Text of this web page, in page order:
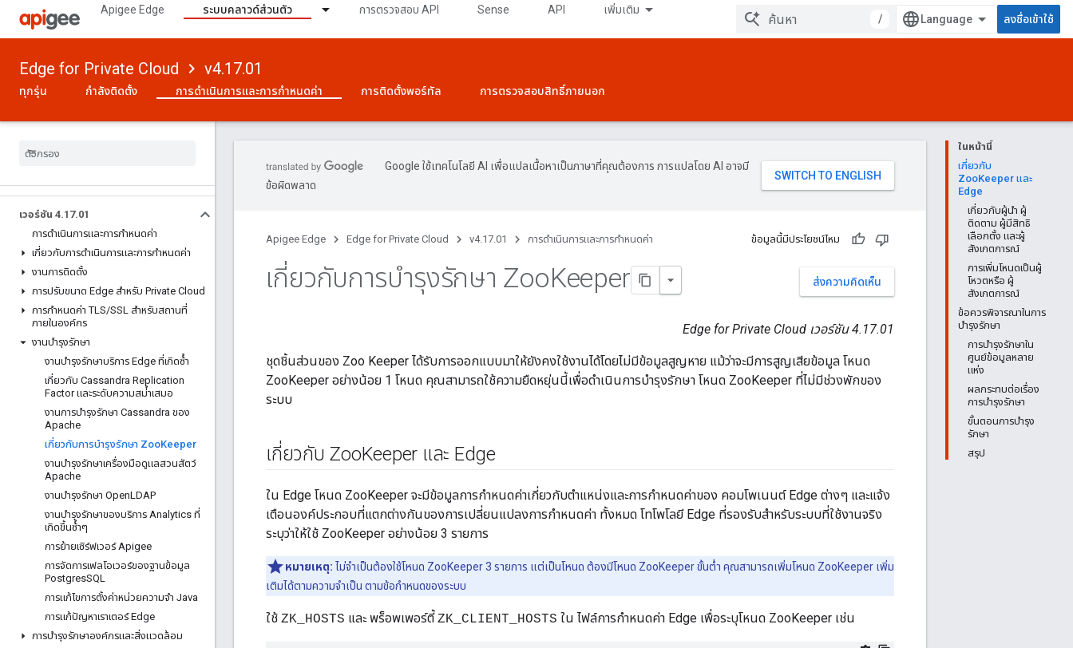
Apigee Edge ระบบคลาวด์ส่วนตัว การตรวจสอบ API Sense API เพิ่มเติม
/ ลงชื่อเข้าใช้
Edge for Private Cloud v4.17.01
ทุกรุ่น กำลังติดตั้ง การดําเนินการและการกําหนดค่า การติดตั้งพอร์ทัล การตรวจสอบสิทธิ์ภายนอก
เวอร์ชัน 4.17.01
การดําเนินการและการกําหนดค่า
เกี่ยวกับการดําเนินการและการกําหนดค่า
งานการติดตั้ง
การปรับขนาด Edge สําหรับ Private Cloud
การกําหนดค่า TLS/SSL สําหรับสถานที่
ภายในองค์กร
งานบํารุงรักษา
งานบํารุงรักษาบริการ Edge ที่เกิดซ้ํา
เกี่ยวกับ Cassandra Replication
Factor และระดับความสม่ําเสมอ
งานการบํารุงรักษา Cassandra ของ
Apache
เกี่ยวกับการบํารุงรักษา ZooKeeper
งานบํารุงรักษาเครื่องมือดูแลสวนสัตว์
Apache
งานบํารุงรักษา OpenLDAP
งานบํารุงรักษาของบริการ Analytics ที่
เกิดขึ้นซ้ําๆ
การย้ายเซิร์ฟเวอร์ Apigee
การจัดการเฟลโอเวอร์ของฐานข้อมูล
PostgresSQL
การแก้ไขการตั้งค่าหน่วยความจํา Java
การแก้ปัญหาเราเตอร์ Edge
การบํารุงรักษาองค์กรและสิ่งแวดล้อม
ในหน้านี้
เกี่ยวกับ
ZooKeeper และ
Edge
เกี่ยวกับผู้นำ ผู้
ติดตาม ผู้มีสิทธิ
เลือกตั้ง และผู้
สังเกตการณ์
การเพิ่มโหนดเป็นผู้
โหวตหรือ ผู้
สังเกตการณ์
ข้อควรพิจารณาในการ
บำรุงรักษา
การบำรุงรักษาใน
ศูนย์ข้อมูลหลาย
แห่ง
ผลกระทบต่อเรื่อง
การบำรุงรักษา
ขั้นตอนการบำรุง
รักษา
สรุป
Google ใช้เทคโนโลยี AI เพื่อแปลเนื้อหาเป็นภาษาที่คุณต้องการ การแปลโดย AI อาจมี
ข้อผิดพลาด
Apigee Edge Edge for Private Cloud v4.17.01 การดําเนินการและการกําหนดค่า ข้อมูลนี้มีประโยชน์ไหม
ส่งความคิดเห็น
เกี่ยวกับการบํารุงรักษา ZooKeeper
Edge for Private Cloud เวอร์ชัน 4.17.01
ชุดชิ้นส่วนของ Zoo Keeper ได้รับการออกแบบมาให้ยังคงใช้งานได้โดยไม่มีข้อมูลสูญหาย แม้ว่าจะมีการสูญเสียข้อมูล โหนด
ZooKeeper อย่างน้อย 1 โหนด คุณสามารถใช้ความยืดหยุ่นนี้เพื่อดำเนินการบำรุงรักษา โหนด ZooKeeper ที่ไม่มีช่วงพักของ
ระบบ
เกี่ยวกับ ZooKeeper และ Edge
ใน Edge โหนด ZooKeeper จะมีข้อมูลการกำหนดค่าเกี่ยวกับตำแหน่งและการกำหนดค่าของ คอมโพเนนต์ Edge ต่างๆ และแจ้ง
เตือนองค์ประกอบที่แตกต่างกันของการเปลี่ยนแปลงการกำหนดค่า ทั้งหมด โทโพโลยี Edge ที่รองรับสำหรับระบบที่ใช้งานจริง
ระบุว่าให้ใช้ ZooKeeper อย่างน้อย 3 รายการ
หมายเหตุ: ไม่จำเป็นต้องใช้โหนด ZooKeeper 3 รายการ แต่เป็นโหนด ต้องมีโหนด ZooKeeper ขั้นต่ำ คุณสามารถเพิ่มโหนด ZooKeeper เพิ่ม
เติมได้ตามความจำเป็น ตามข้อกำหนดของระบบ
ใช้ ZK_HOSTS และ พร็อพเพอร์ตี้ZK_CLIENT_HOSTS ใน ไฟล์การกำหนดค่า Edge เพื่อระบุโหนด ZooKeeper เช่น